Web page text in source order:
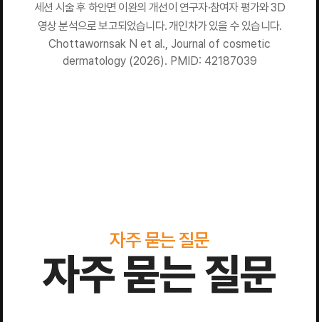
세션 시술 후 하안면 이완의 개선이 연구자·참여자 평가와 3D
영상 분석으로 보고되었습니다. 개인차가 있을 수 있습니다.
Chottawornsak N et al., Journal of cosmetic
dermatology (2026). PMID: 42187039
자주 묻는 질문
자주 묻는 질문